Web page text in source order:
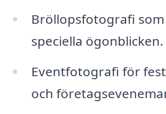
Bröllopsfotografi
speciella ögonblicken.
Eventfotografi för
och